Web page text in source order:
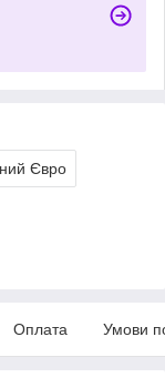
Євро
Оплата Умови